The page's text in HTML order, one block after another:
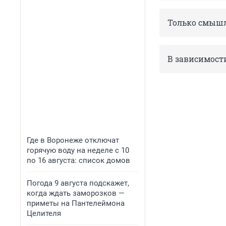
Где в Воронеже отключат
горячую воду на неделе с 10
по 16 августа: список домов
Погода 9 августа подскажет,
когда ждать заморозков —
приметы на Пантелеймона
Целителя
Только
В